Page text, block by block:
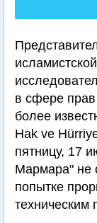
в сфере
более
Hak ve
пятницу, 17
Мармара" не
попытке
техническим